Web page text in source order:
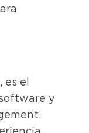
es el
y